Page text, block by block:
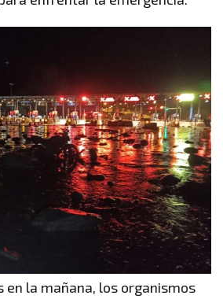
en la mañana, los organismos